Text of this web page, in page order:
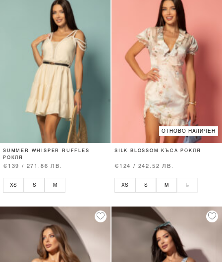
SUMMER WHISPER RUFFLES
РОКЛЯ
€139 / 271.86 ЛВ.
XS S M
ОТНОВО НАЛИЧЕН
SILK BLOSSOM КЪСА РОКЛЯ
€124 / 242.52 ЛВ.
XS S M L